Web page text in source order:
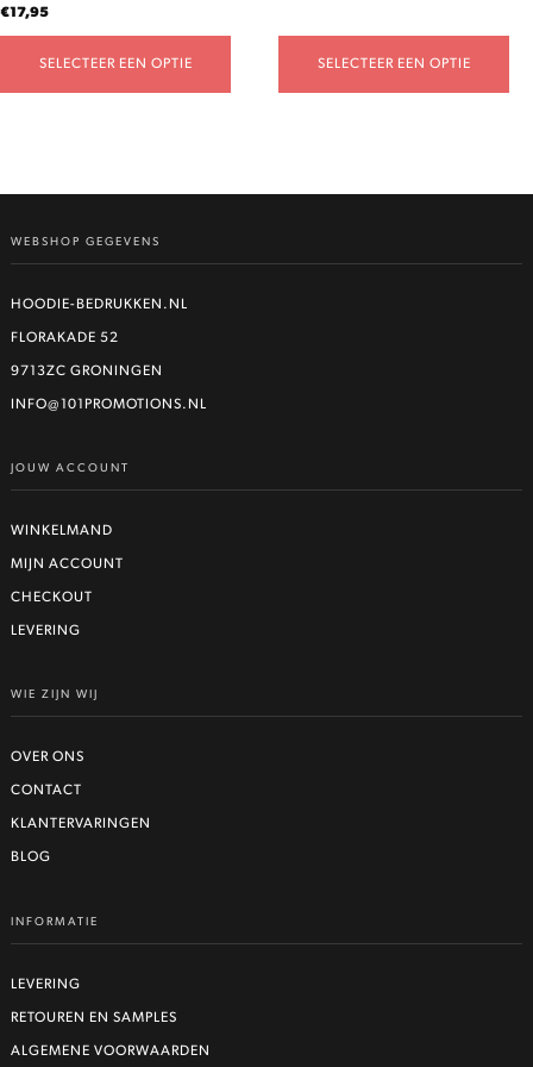
€17,95
SELECTEER EEN OPTIE SELECTEER EEN OPTIE
WEBSHOP GEGEVENS
HOODIE-BEDRUKKEN.NL
FLORAKADE 52
9713ZC GRONINGEN
INFO@101PROMOTIONS.NL
JOUW ACCOUNT
WINKELMAND
MIJN ACCOUNT
CHECKOUT
LEVERING
WIE ZIJN WIJ
OVER ONS
CONTACT
KLANTERVARINGEN
BLOG
INFORMATIE
LEVERING
RETOUREN EN SAMPLES
ALGEMENE VOORWAARDEN